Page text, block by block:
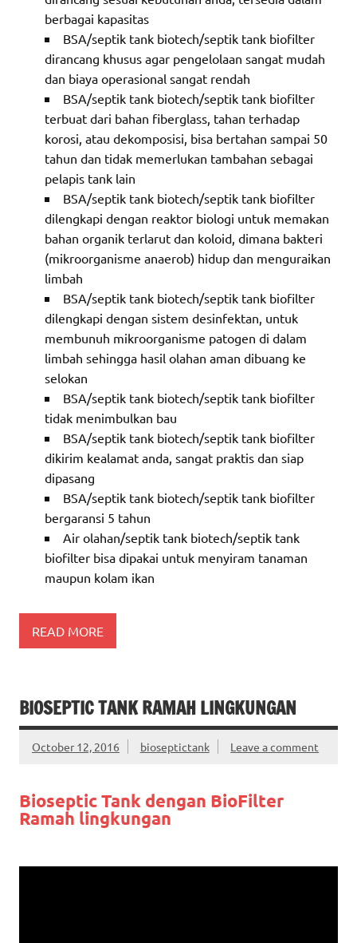
berbagai kapasitas
BSA/septik tank biotech/septik tank biofilter
dirancang khusus agar pengelolaan sangat mudah
dan biaya operasional sangat rendah
BSA/septik tank biotech/septik tank biofilter
terbuat dari bahan fiberglass, tahan terhadap
korosi, atau dekomposisi, bisa bertahan sampai 50
tahun dan tidak memerlukan tambahan sebagai
pelapis tank lain
BSA/septik tank biotech/septik tank biofilter
dilengkapi dengan reaktor biologi untuk memakan
bahan organik terlarut dan koloid, dimana bakteri
(mikroorganisme anaerob) hidup dan menguraikan
limbah
BSA/septik tank biotech/septik tank biofilter
dilengkapi dengan sistem desinfektan, untuk
membunuh mikroorganisme patogen di dalam
limbah sehingga hasil olahan aman dibuang ke
selokan
BSA/septik tank biotech/septik tank biofilter
tidak menimbulkan bau
BSA/septik tank biotech/septik tank biofilter
dikirim kealamat anda, sangat praktis dan siap
dipasang
BSA/septik tank biotech/septik tank biofilter
bergaransi 5 tahun
Air olahan/septik tank biotech/septik tank
biofilter bisa dipakai untuk menyiram tanaman
maupun kolam ikan
READ MORE
BIOSEPTIC TANK RAMAH LINGKUNGAN
October 12, 2016 bioseptictank Leave a comment
Bioseptic Tank dengan BioFilter
Ramah lingkungan